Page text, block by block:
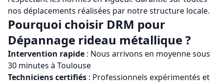
nos déplacements réalisées par notre structure locale.
Pourquoi choisir DRM pour
Dépannage rideau métallique?
Intervention rapide : Nous arrivons en moyenne sous
30 minutes à Toulouse
Techniciens certifiés : Professionnels expérimentés et